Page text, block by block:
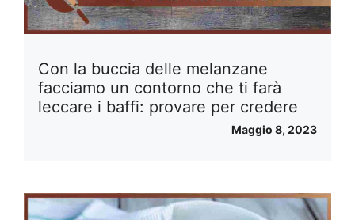
Con la buccia delle melanzane
facciamo un contorno che ti farà
leccare i baffi: provare per credere
Maggio 8, 2023